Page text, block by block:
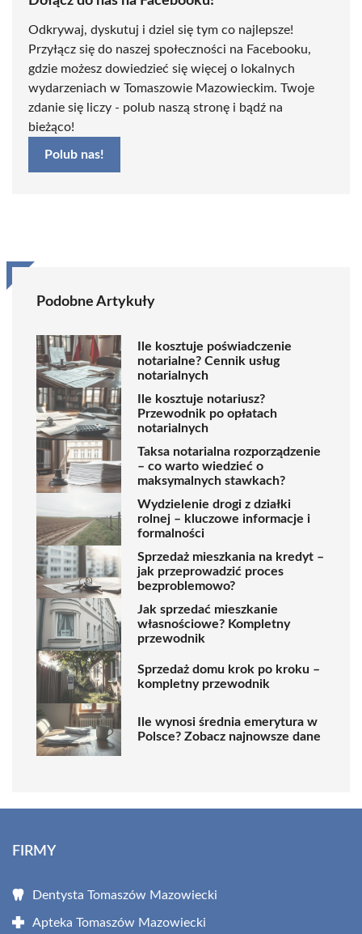
Odkrywaj, dyskutuj i dziel się tym co najlepsze!
Przyłącz się do naszej społeczności na Facebooku,
gdzie możesz dowiedzieć się więcej o lokalnych
wydarzeniach w Tomaszowie Mazowieckim. Twoje
zdanie się liczy - polub naszą stronę i bądź na
bieżąco!
Polub nas!
Podobne Artykuły
Ile kosztuje poświadczenie
notarialne? Cennik usług
notarialnych
Ile kosztuje notariusz?
Przewodnik po opłatach
notarialnych
Taksa notarialna rozporządzenie
– co warto wiedzieć o
maksymalnych stawkach?
Wydzielenie drogi z działki
rolnej – kluczowe informacje i
formalności
Sprzedaż mieszkania na kredyt –
jak przeprowadzić proces
bezproblemowo?
Jak sprzedać mieszkanie
własnościowe? Kompletny
przewodnik
Sprzedaż domu krok po kroku –
kompletny przewodnik
Ile wynosi średnia emerytura w
Polsce? Zobacz najnowsze dane
FIRMY
Dentysta Tomaszów Mazowiecki
Apteka Tomaszów Mazowiecki